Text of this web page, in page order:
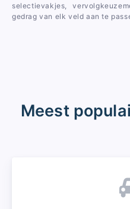
selectievakjes,
gedrag van elk veld aan te
Meest